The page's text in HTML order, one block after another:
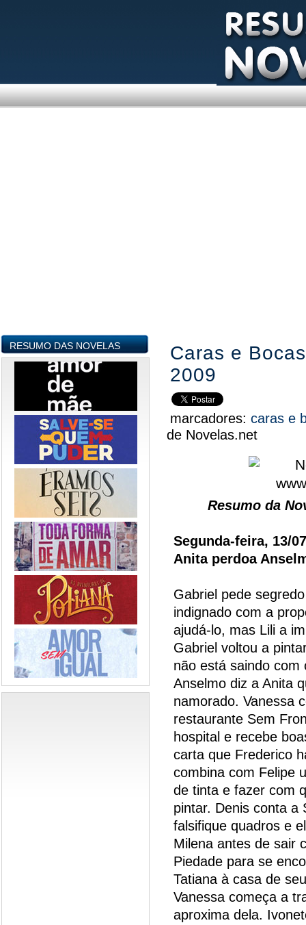
RESUMO DAS NOVELAS
Caras e
2009
marcadores: caras e
de Novelas.net
Resumo da
Segunda-feira, 13/
Anita perdoa
Gabriel pede
indignado com a
ajudá-lo, mas Lili a
Gabriel voltou a
não está saindo com
Anselmo diz a Anita
namorado. Vanessa
restaurante Sem
hospital e recebe
carta que Frederico
combina com Felipe
de tinta e fazer com
pintar. Denis conta a
falsifique quadros e
Milena antes de sair
Piedade para se
Tatiana à casa de
Vanessa começa a
aproxima dela.